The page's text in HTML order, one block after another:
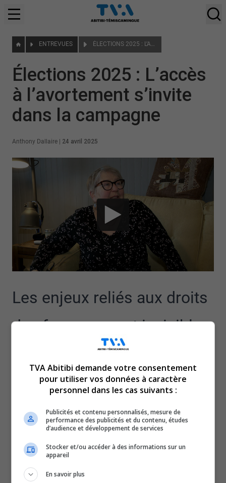
ENTREVUES ÉLECTIONS 2025 : L’ACCÈS À L’AVORTEMENT S’INVITE DANS LA CAMPAGNE
Élections 2025 : L’accès
à l’avortement s’invite
dans la campagne
Anthony Dallaire 24 avril 2025
Les enjeux reliés aux droits
des femmes sont invisibles
dans les débats de la
présente campagne
électorale.
C’est du moins l’avis de Sylvie Nicole, une membre du
centre Entre-femmes, à Rouyn-Noranda.
Elle joint donc sa voix à la Fédération du Québec pour le
planning des naissances, qui a lancé, en marge des
TVA Abitibi demande votre consentement
pour utiliser vos données à caractère
personnel dans les cas suivants :
Publicités et contenu personnalisés, mesure de
performance des publicités et du contenu, études
d’audience et développement de services
Stocker et/ou accéder à des informations sur un
appareil
En savoir plus